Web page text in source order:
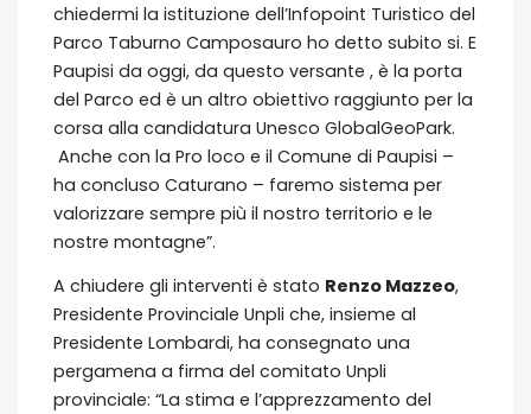
chiedermi la istituzione dell’Infopoint Turistico del
Parco Taburno Camposauro ho detto subito si. E
Paupisi da oggi, da questo versante , è la porta
del Parco ed è un altro obiettivo raggiunto per la
corsa alla candidatura Unesco GlobalGeoPark.
Anche con la Pro loco e il Comune di Paupisi –
ha concluso Caturano – faremo sistema per
valorizzare sempre più il nostro territorio e le
nostre montagne”.
A chiudere gli interventi è stato Renzo Mazzeo,
Presidente Provinciale Unpli che, insieme al
Presidente Lombardi, ha consegnato una
pergamena a firma del comitato Unpli
provinciale: “La stima e l’apprezzamento del